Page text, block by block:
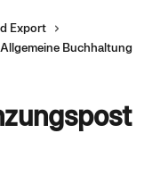
Export
Allgemeine Buchhaltung